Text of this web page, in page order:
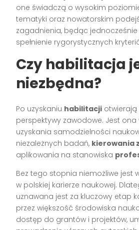
one świadczą o wysokim
tematyki oraz nowatorskim
zagadnienia, będąc
spełnienie rygorystycznych
Czy habilitacja
niezbędna?
Po uzyskaniu habilitacji otwierają
perspektywy zawodowe. Jest ona
uzyskania samodzielności
niezależnych badań, kierowania
aplikowania na stanowiska
Bez tego stopnia niemożliwe jest
w polskiej karierze naukowej.
uznawana jest za kluczowy etap
przez większość środowiska
dostęp do grantów i projektów,